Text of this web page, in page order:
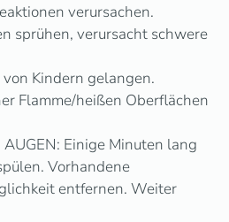
verursachen.
sprühen, verursacht schwere
Kindern gelangen.
Flamme/heißen Oberflächen
AUGEN: Einige Minuten lang
Vorhandene
entfernen. Weiter